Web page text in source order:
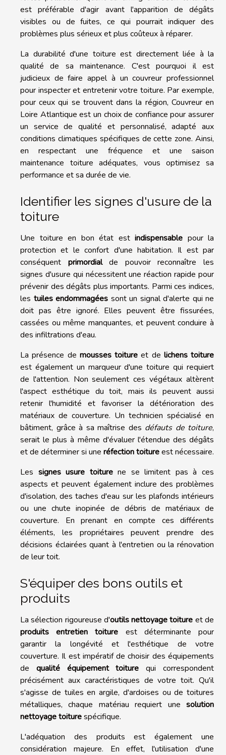
est préférable d'agir avant l'apparition de dégâts
visibles ou de fuites, ce qui pourrait indiquer des
problèmes plus sérieux et plus coûteux à réparer.
La durabilité d'une toiture est directement liée à la
qualité de sa maintenance. C'est pourquoi il est
judicieux de faire appel à un couvreur professionnel
pour inspecter et entretenir votre toiture. Par exemple,
pour ceux qui se trouvent dans la région, Couvreur en
Loire Atlantique est un choix de confiance pour assurer
un service de qualité et personnalisé, adapté aux
conditions climatiques spécifiques de cette zone. Ainsi,
en respectant une fréquence et une saison
maintenance toiture adéquates, vous optimisez sa
performance et sa durée de vie.
Identifier les signes d'usure de la
toiture
Une toiture en bon état est indispensable pour la
protection et le confort d'une habitation. Il est par
conséquent primordialde pouvoir reconnaître les
signes d'usure qui nécessitent une réaction rapide pour
prévenir des dégâts plus importants. Parmi ces indices,
les tuiles endommagées sont un signal d'alerte qui ne
doit pas être ignoré. Elles peuvent être fissurées,
cassées ou même manquantes, et peuvent conduire à
des infiltrations d'eau.
La présence de mousses toiture et de lichens toiture
est également un marqueur d'une toiture qui requiert
de l'attention. Non seulement ces végétaux altèrent
l'aspect esthétique du toit, mais ils peuvent aussi
retenir l'humidité et favoriser la détérioration des
matériaux de couverture. Un technicien spécialisé en
bâtiment, grâce à sa maîtrise des défauts de toiture,
serait le plus à même d'évaluer l'étendue des dégâts
et de déterminer si une réfection toitureest nécessaire.
Les signes usure toiturene se limitent pas à ces
aspects et peuvent également inclure des problèmes
d'isolation, des taches d'eau sur les plafonds intérieurs
ou une chute inopinée de débris de matériaux de
couverture. En prenant en compte ces différents
éléments, les propriétaires peuvent prendre des
décisions éclairées quant à l'entretien ou la rénovation
de leur toit.
S'équiper des bons outils et
produits
La sélection rigoureuse d'outils nettoyage toiture et de
produits entretien toiture est déterminante pour
garantir la longévité et l'esthétique de votre
couverture. Il est impératif de choisir des équipements
de qualité équipement toiture qui correspondent
précisément aux caractéristiques de votre toit. Qu'il
s'agisse de tuiles en argile, d'ardoises ou de toitures
métalliques, chaque matériau requiert une solution
nettoyage toiturespécifique.
L'adéquation des produits est également une
considération majeure. En effet, l'utilisation d'une